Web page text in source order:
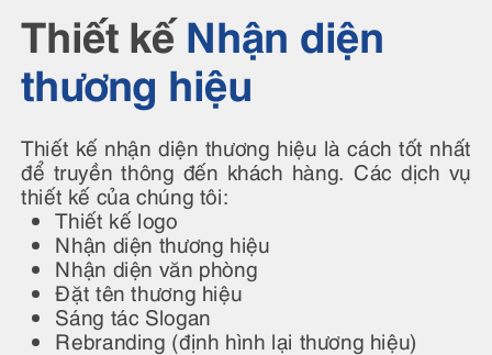
Thiết kếNhận diện
thương hiệu
Thiết kế nhận diện thương hiệu là cách tốt nhất
để truyền thông đến khách hàng. Các dịch vụ
thiết kế của chúng tôi:
Thiết kế logo
Nhận diện thương hiệu
Nhận diện văn phòng
Đặt tên thương hiệu
Sáng tác Slogan
Rebranding (định hình lại thương hiệu)